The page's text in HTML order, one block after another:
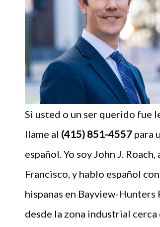
Si usted o un ser querido fue
llame al (415) 851-4557 para
español. Yo soy John J.
Francisco, y hablo español
hispanas en Bayview-
desde la zona industrial